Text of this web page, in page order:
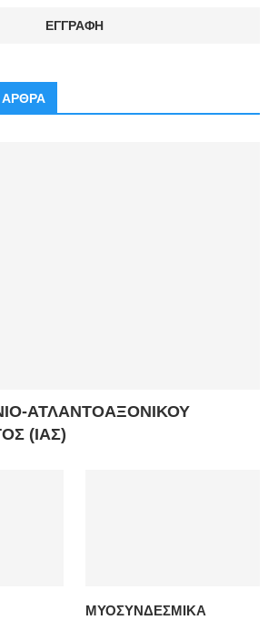
ΑΡΘΡΑ
ΑΤΛΑΝΤΟΑΞΟΝΙΚΟΥ
(ΙΑΣ)
ΜΥΟΣΥΝΔΕΣΜΙΚΑ